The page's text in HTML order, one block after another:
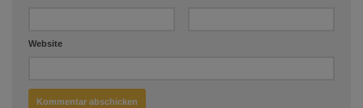
Website